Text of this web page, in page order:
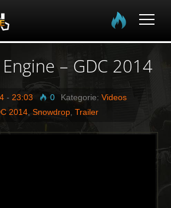
– GDC 2014
-23:03 0 Kategorie: Videos
2014, Snowdrop, Trailer